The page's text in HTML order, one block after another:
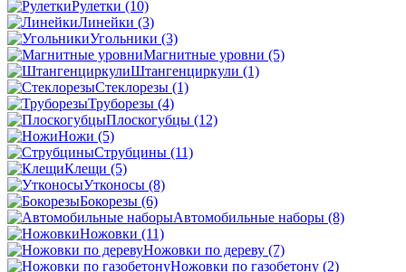
Рулетки (10)
Линейки (3)
Угольники (3)
Магнитные уровни (5)
Штангенциркули (1)
Стеклорезы (1)
Труборезы (4)
Плоскогубцы (12)
Ножи (5)
Струбцины (11)
Клещи (5)
Утконосы (8)
Бокорезы (6)
Автомобильные наборы (8)
Ножовки (11)
Ножовки по дереву (7)
Ножовки по газобетону (2)